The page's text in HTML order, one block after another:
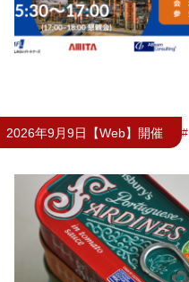
2026年9月9日【Web】開催